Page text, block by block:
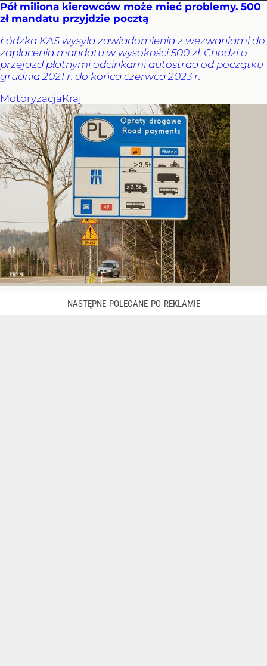
Pół miliona kierowców może mieć problemy. 500
zł mandatu przyjdzie pocztą
Łódzka KAS wysyła zawiadomienia z wezwaniami do
zapłacenia mandatu w wysokości 500 zł. Chodzi o
przejazd płatnymi odcinkami autostrad od początku
grudnia 2021 r. do końca czerwca 2023 r.
MotoryzacjaKraj